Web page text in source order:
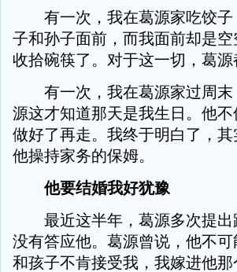
有一次，我在葛源家吃饺子
子和孙子面前，而我面前却是
收拾碗筷了。对于这一切，葛源
有一次，我在葛源家过周末
源这才知道那天是我生日。他
做好了再走。我终于明白了，
他操持家务的保姆。
他要结婚我好犹豫
最近这半年，葛源多次提出
没有答应他。葛源曾说，他不
和孩子不肯接受我，我嫁进他